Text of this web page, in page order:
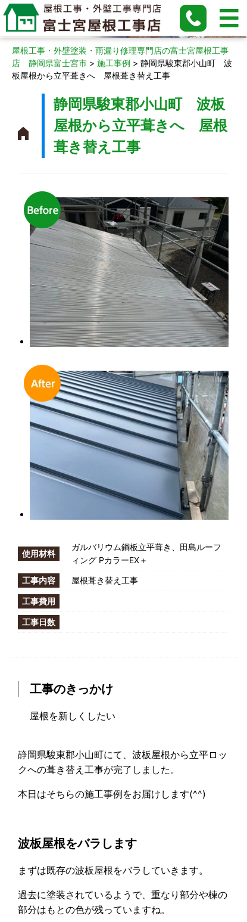
施工事例
屋根工事・外壁塗装・雨漏り修理専門店の富士宮屋根工事
店 静岡県富士宮市 > 施工事例 > 静岡県駿東郡小山町 波
板屋根から立平葺きへ 屋根葺き替え工事
静岡県駿東郡小山町 波板
屋根から立平葺きへ 屋根
葺き替え工事
使用材料
ガルバリウム鋼板立平葺き、田島ルーフ
ィング PカラーEX＋
工事内容
屋根葺き替え工事
工事費用
工事日数
工事のきっかけ
屋根を新しくしたい
静岡県駿東郡小山町にて、波板屋根から立平ロッ
クへの葺き替え工事が完了しました。
本日はそちらの施工事例をお届けします(^^)
波板屋根をバラします
まずは既存の波板屋根をバラしていきます。
過去に塗装されているようで、重なり部分や棟の
部分はもとの色が残っていますね。